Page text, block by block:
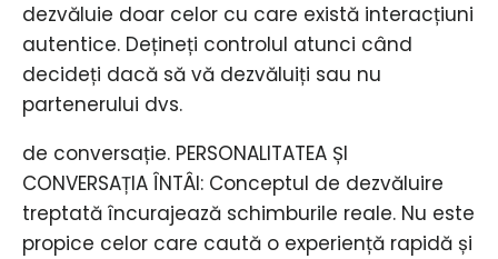
dezvăluie doar celor cu care există interacțiuni
autentice. Dețineți controlul atunci când
decideți dacă să vă dezvăluiți sau nu
partenerului dvs.
de conversație. PERSONALITATEA ȘI
CONVERSAȚIA ÎNTÂI: Conceptul de dezvăluire
treptată încurajează schimburile reale. Nu este
propice celor care caută o experiență rapidă și